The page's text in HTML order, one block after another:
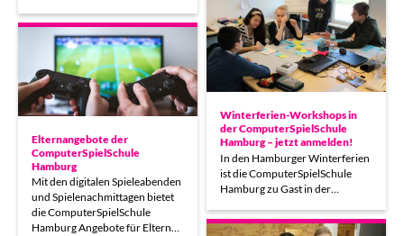
Winterferien-Workshops in
der ComputerSpielSchule
Hamburg – jetzt anmelden!
In den Hamburger Winterferien
ist die ComputerSpielSchule
Hamburg zu Gast in der…
Elternangebote der
ComputerSpielSchule
Hamburg
Mit den digitalen Spieleabenden
und Spielenachmittagen bietet
die ComputerSpielSchule
Hamburg Angebote für Eltern…